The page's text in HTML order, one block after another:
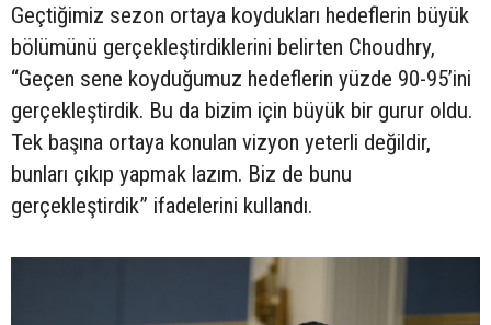
Geçtiğimiz sezon ortaya koydukları hedeflerin büyük
bölümünü gerçekleştirdiklerini belirten Choudhry,
“Geçen sene koyduğumuz hedeflerin yüzde 90-95’ini
gerçekleştirdik. Bu da bizim için büyük bir gurur oldu.
Tek başına ortaya konulan vizyon yeterli değildir,
bunları çıkıp yapmak lazım. Biz de bunu
gerçekleştirdik” ifadelerini kullandı.